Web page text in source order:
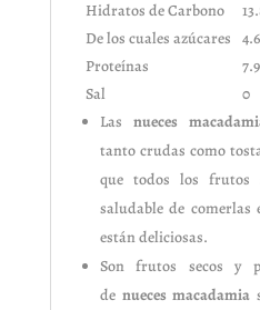
Hidratos de Carbono
De los cuales azúcares 4.6
Proteínas
7.9
Sal
0
Lasnueces
tanto crudas como
que todos los frutos
saludable de
están deliciosas.
Son frutos secos y
de nueces macadamia